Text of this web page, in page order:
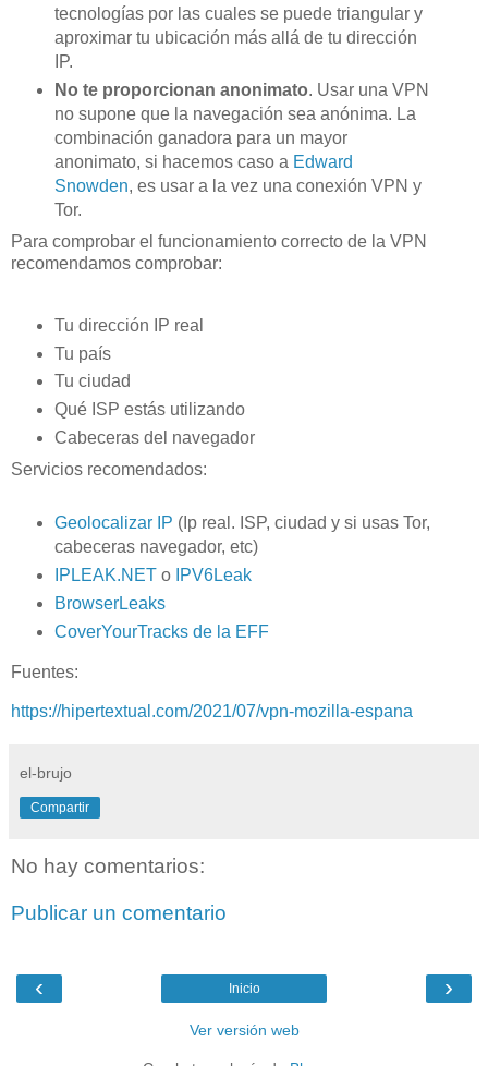
tecnologías por las cuales se puede triangular y
aproximar tu ubicación más allá de tu dirección
IP.
No te proporcionan anonimato. Usar una VPN
no supone que la navegación sea anónima. La
combinación ganadora para un mayor
anonimato, si hacemos caso a Edward
Snowden, es usar a la vez una conexión VPN y
Tor.
Para comprobar el funcionamiento correcto de la VPN
recomendamos comprobar:
Tu dirección IP real
Tu país
Tu ciudad
Qué ISP estás utilizando
Cabeceras del navegador
Servicios recomendados:
Geolocalizar IP (Ip real. ISP, ciudad y si usas Tor,
cabeceras navegador, etc)
IPLEAK.NETo IPV6Leak
BrowserLeaks
CoverYourTracks de la EFF
Fuentes:
https://hipertextual.com/2021/07/vpn-mozilla-espana
el-brujo
Compartir
No hay comentarios:
Publicar un comentario
‹ ›
Inicio
Ver versión web